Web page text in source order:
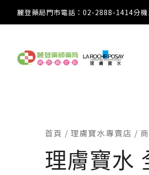
麗登藥局門市電話：02-2888-1414分
首頁 / 理膚寶水專賣店 /
理膚寶水